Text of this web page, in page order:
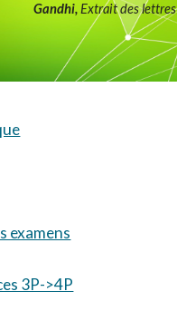
Gandhi, Extrait des lettres
examens
3P->4P